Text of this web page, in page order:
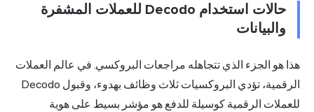
حالات استخدام Decodo للعملات المشفرة
والبيانات
هذا هو الجزء الذي تتجاهله مراجعات البروكسي. في عالم العملات
الرقمية، تؤدي البروكسيات ثلاث وظائف بهدوء، وقبول Decodo
للعملات الرقمية كوسيلة للدفع هو مؤشر بسيط على هوية